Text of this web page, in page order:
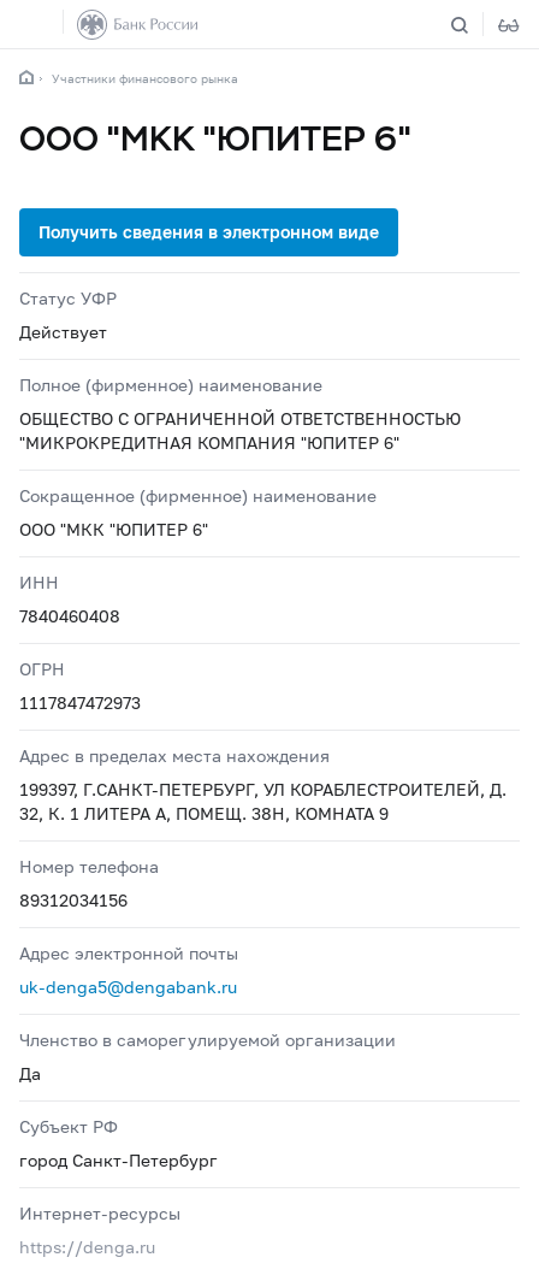
Участники финансового рынка
ООО "МКК "ЮПИТЕР 6"
Статус УФР
Действует
Полное (фирменное) наименование
ОБЩЕСТВО С ОГРАНИЧЕННОЙ ОТВЕТСТВЕННОСТЬЮ
"МИКРОКРЕДИТНАЯ КОМПАНИЯ "ЮПИТЕР 6"
Сокращенное (фирменное) наименование
ООО "МКК "ЮПИТЕР 6"
ИНН
7840460408
ОГРН
1117847472973
Адрес в пределах места нахождения
199397, Г.САНКТ-ПЕТЕРБУРГ, УЛ КОРАБЛЕСТРОИТЕЛЕЙ, Д.
32, К. 1 ЛИТЕРА А, ПОМЕЩ. 38Н, КОМНАТА 9
Номер телефона
89312034156
Адрес электронной почты
uk-denga5@dengabank.ru
Членство в саморегулируемой организации
Да
Субъект РФ
город Санкт-Петербург
Интернет-ресурсы
https://denga.ru